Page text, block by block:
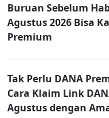
Buruan Sebelum
Agustus 2026 Bisa
Premium
Tak Perlu DANA
Cara Klaim Link
Agustus dengan